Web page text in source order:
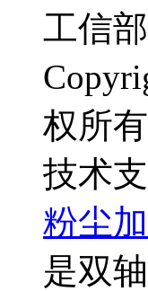
工信
权所
技术
粉尘
是双